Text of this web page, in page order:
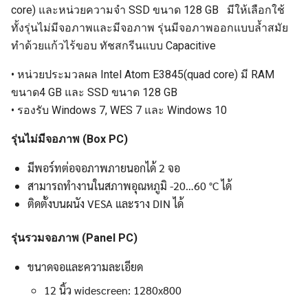
core) และหน่วยความจำ SSD ขนาด 128 GB มีให้เลือกใช้
ทั้งรุ่นไม่มีจอภาพและมีจอภาพ รุ่นมีจอภาพออกแบบล้ำสมัย
ทำด้วยแก้วไร้ขอบ ทัชสกรีนแบบ Capacitive
• หน่วยประมวลผล Intel Atom E3845(quad core) มี RAM
ขนาด4 GB และ SSD ขนาด 128 GB
• รองรับ Windows 7, WES 7 และ Windows 10
รุ่นไม่มีจอภาพ (Box PC)
มีพอร์ทต่อจอภาพภายนอกได้ 2 จอ
สามารถทำงานในสภาพอุณหภูมิ -20…60 °C ได้
ติดตั้งบนผนัง VESA และราง DIN ได้
รุ่นรวมจอภาพ (Panel PC)
ขนาดจอและความละเอียด
12 นิ้ว widescreen: 1280x800